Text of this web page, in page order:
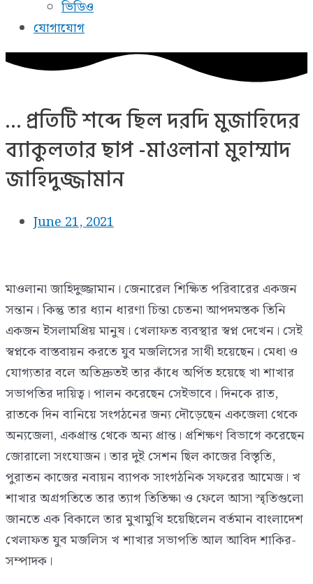
ভিডিও
যোগাযোগ
… প্রতিটি শব্দে ছিল দরদি মুজাহিদের
ব্যাকুলতার ছাপ -মাওলানা মুহাম্মাদ
জাহিদুজ্জামান
June 21, 2021
মাওলানা জাহিদুজ্জামান। জেনারেল শিক্ষিত পরিবারের একজন
সন্তান। কিন্তু তার ধ্যান ধারণা চিন্তা চেতনা আপদমস্তক তিনি
একজন ইসলামপ্রিয় মানুষ। খেলাফত ব্যবস্থার স্বপ্ন দেখেন। সেই
স্বপ্নকে বাস্তবায়ন করতে যুব মজলিসের সাথী হয়েছেন। মেধা ও
যোগ্যতার বলে অতিদ্রুতই তার কাঁধে অর্পিত হয়েছে খা শাখার
সভাপতির দায়িত্ব। পালন করেছেন সেইভাবে। দিনকে রাত,
রাতকে দিন বানিয়ে সংগঠনের জন্য দৌড়েছেন একজেলা থেকে
অন্যজেলা, একপ্রান্ত থেকে অন্য প্রান্ত। প্রশিক্ষণ বিভাগে করেছেন
জোরালো সংযোজন। তার দুই সেশন ছিল কাজের বিস্তৃতি,
পুরাতন কাজের নবায়ন ব্যাপক সাংগঠনিক সফরের আমেজ। খ
শাখার অগ্রগতিতে তার ত্যাগ তিতিক্ষা ও ফেলে আসা স্মৃতিগুলো
জানতে এক বিকালে তার মুখামুখি হয়েছিলেন বর্তমান বাংলাদেশ
খেলাফত যুব মজলিস খ শাখার সভাপতি আল আবিদ শাকির-
সম্পাদক।